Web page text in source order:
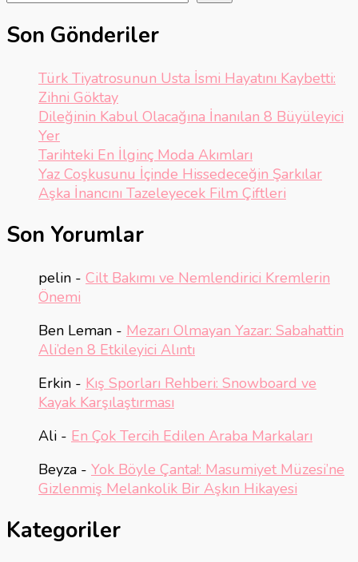
Son Gönderiler
Türk Tiyatrosunun Usta İsmi Hayatını Kaybetti:
Zihni Göktay
Dileğinin Kabul Olacağına İnanılan 8 Büyüleyici
Yer
Tarihteki En İlginç Moda Akımları
Yaz Coşkusunu İçinde Hissedeceğin Şarkılar
Aşka İnancını Tazeleyecek Film Çiftleri
Son Yorumlar
pelin - Cilt Bakımı ve Nemlendirici Kremlerin
Önemi
Ben Leman - Mezarı Olmayan Yazar: Sabahattin
Ali’den 8 Etkileyici Alıntı
Erkin - Kış Sporları Rehberi: Snowboard ve
Kayak Karşılaştırması
Ali - En Çok Tercih Edilen Araba Markaları
Beyza - Yok Böyle Çanta!: Masumiyet Müzesi’ne
Gizlenmiş Melankolik Bir Aşkın Hikayesi
Kategoriler